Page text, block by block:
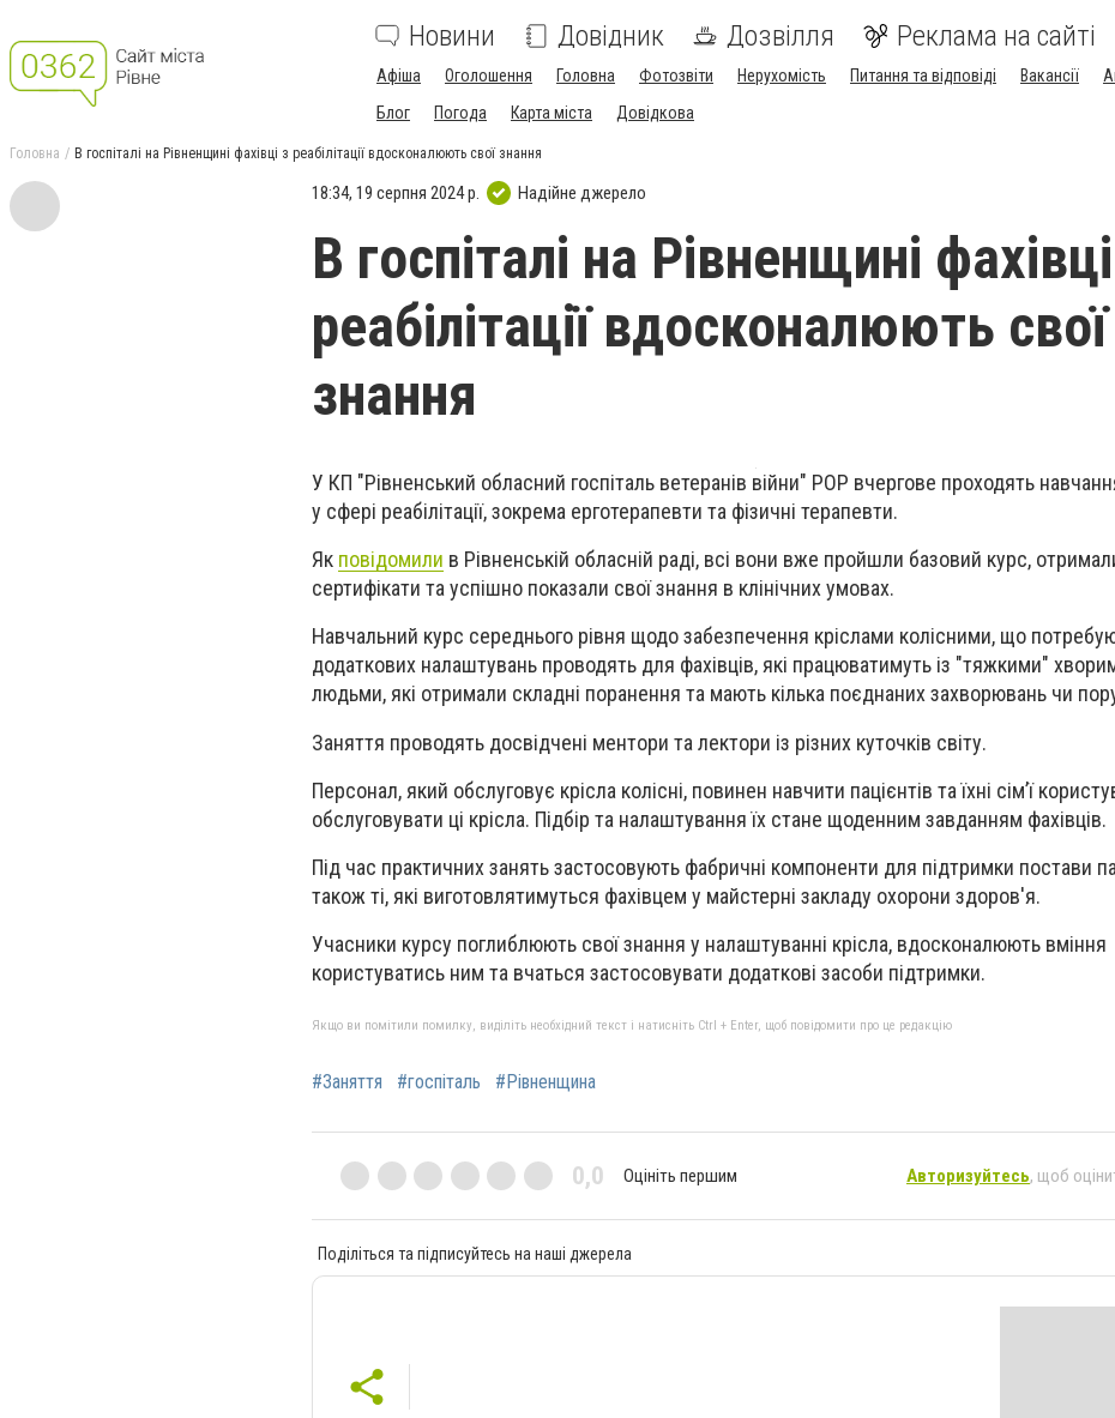
Новини Довідник Дозвілля Реклама на сайті
Афіша Оголошення Головна Фотозвіти Нерухомість Питання та відповіді Вакансії
Блог
Погода Карта міста Довідкова
Головна В госпіталі на Рівненщині фахівці з реабілітації вдосконалюють свої знання
18:34, 19 серпня 2024 р. Надійне джерело
В госпіталі на Рівненщині
реабілітації вдосконалюють свої
знання
У КП "Рівненський обласний госпіталь ветеранів війни" РОР вчергове проходять
у сфері реабілітації, зокрема ерготерапевти та фізичні терапевти.
Як повідомили в Рівненській обласній раді, всі вони вже пройшли базовий курс,
сертифікати та успішно показали свої знання в клінічних умовах.
Навчальний курс середнього рівня щодо забезпечення кріслами колісними, що
додаткових налаштувань проводять для фахівців, які працюватимуть із "тяжкими"
людьми, які отримали складні поранення та мають кілька поєднаних захворювань чи
Заняття проводять досвідчені ментори та лектори із різних куточків світу.
Персонал, який обслуговує крісла колісні, повинен навчити пацієнтів та їхні сім’ї
обслуговувати ці крісла. Підбір та налаштування їх стане щоденним завданням фахівців.
Під час практичних занять застосовують фабричні компоненти для підтримки постави
також ті, які виготовлятимуться фахівцем у майстерні закладу охорони здоров'я.
Учасники курсу поглиблюють свої знання у налаштуванні крісла, вдосконалюють вміння
користуватись ним та вчаться застосовувати додаткові засоби підтримки.
Якщо ви помітили помилку, виділіть необхідний текст і натисніть Ctrl + Enter, щоб повідомити про це редакцію
#Заняття #госпіталь #Рівненщина
0,0 Оцініть першим Авторизуйтесь, щоб
Поділіться та підписуйтесь на наші джерела